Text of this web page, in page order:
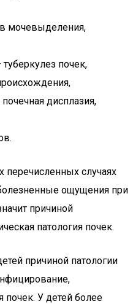
мочевыделения,
почек,
дисплазия,
перечисленных случаях
ощущения при
причиной
патология почек.
причиной патологии
почек. У детей более